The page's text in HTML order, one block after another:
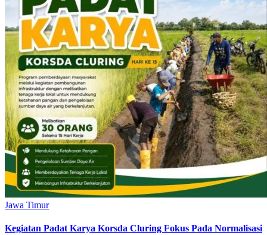
Jawa Timur
Kegiatan Padat Karya Korsda Cluring Fokus Pada Normalisasi